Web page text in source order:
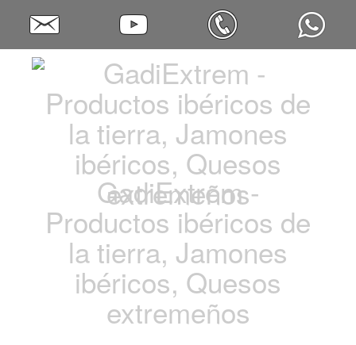
GadiExtrem -
Productos ibéricos de
la tierra, Jamones
ibéricos, Quesos
extremeños